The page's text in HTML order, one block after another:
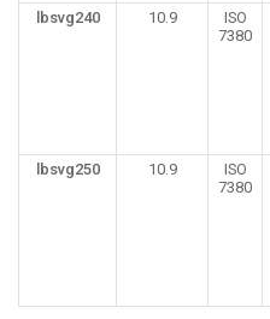
lbsvg240 10.9
ISO
7380
lbsvg250 10.9
ISO
7380